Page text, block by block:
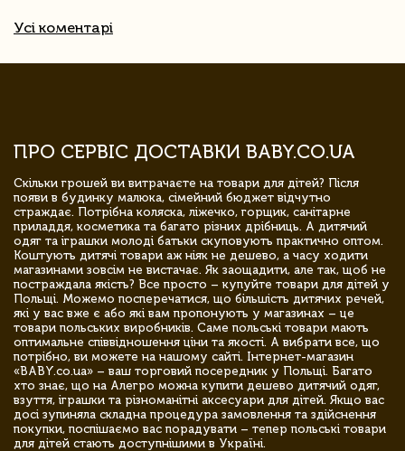
Усі коментарі
ПРО СЕРВІС ДОСТАВКИ BABY.CO.UA
Скільки грошей ви витрачаєте на товари для дітей? Після
появи в будинку малюка, сімейний бюджет відчутно
страждає. Потрібна коляска, ліжечко, горщик, санітарне
приладдя, косметика та багато різних дрібниць. А дитячий
одяг та іграшки молоді батьки скуповують практично оптом.
Коштують дитячі товари аж ніяк не дешево, а часу ходити
магазинами зовсім не вистачає. Як заощадити, але так, щоб не
постраждала якість? Все просто – купуйте товари для дітей у
Польщі. Можемо посперечатися, що більшість дитячих речей,
які у вас вже є або які вам пропонують у магазинах – це
товари польських виробників. Саме польські товари мають
оптимальне співвідношення ціни та якості. А вибрати все, що
потрібно, ви можете на нашому сайті. Інтернет-магазин
«BABY.co.ua» – ваш торговий посередник у Польщі. Багато
хто знає, що на Алегро можна купити дешево дитячий одяг,
взуття, іграшки та різноманітні аксесуари для дітей. Якщо вас
досі зупиняла складна процедура замовлення та здійснення
покупки, поспішаємо вас порадувати – тепер польські товари
для дітей стають доступнішими в Україні.